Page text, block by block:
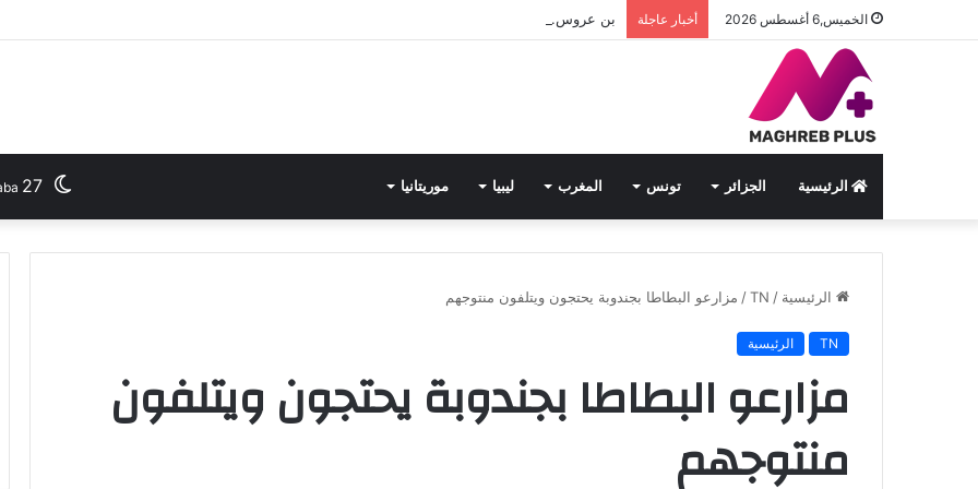
الخميس,6 أغسطس 2026 أخبار عاجلة بن عروس..برنامج متنوع في الدورة الثانية لـ”المهرجان الدّولي للفنون الشّعبية بأوذنة “
الرئيسية الجزائر تونس المغرب ليبيا موريتانيا 27
الرئيسية /
TN
/ مزارعو البطاطا بجندوبة يحتجون ويتلفون منتوجهم
TN الرئيسية
مزارعو البطاطا بجندوبة يحتجون ويتلفون
منتوجهم